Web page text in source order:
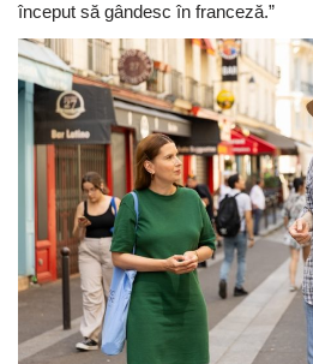
început să gândesc în franceză.”